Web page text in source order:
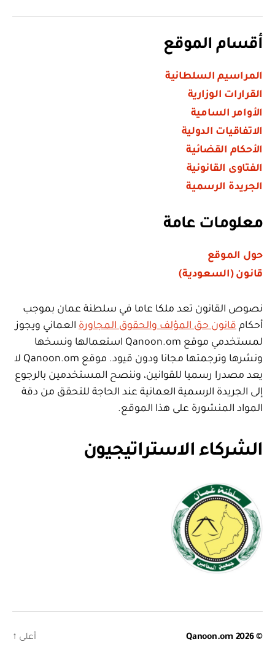
أقسام الموقع
المراسيم السلطانية
القرارات الوزارية
الأوامر السامية
الاتفاقيات الدولية
الأحكام القضائية
الفتاوى القانونية
الجريدة الرسمية
معلومات عامة
حول الموقع
قانون (السعودية)
نصوص القانون تعد ملكا عاما في سلطنة عمان بموجب
أحكام قانون حق المؤلف والحقوق المجاورة العماني ويجوز
لمستخدمي موقع Qanoon.om استعمالها ونسخها
ونشرها وترجمتها مجانا ودون قيود. موقع Qanoon.om لا
يعد مصدرا رسميا للقوانين، وننصح المستخدمين بالرجوع
إلى الجريدة الرسمية العمانية عند الحاجة للتحقق من دقة
المواد المنشورة على هذا الموقع.
الشركاء الاستراتيجيون
© 2026
Qanoon.om أعلى ↑